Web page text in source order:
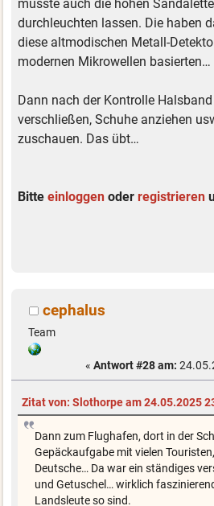
musste auch die hohen
durchleuchten lassen. Die haben
diese altmodischen Metall-
modernen Mikrowellen basierten…
Dann nach der Kontrolle
verschließen, Schuhe anziehen
zuschauen. Das übt…
Bitteeinloggen oderregistrieren
cephalus
Team
« Antwort #28 am:
Zitat von: Slothorpe am 24.05.2025
Dann zum Flughafen, dort in der
Gepäckaufgabe mit vielen
Deutsche… Da war ein ständiges
und Getuschel… wirklich
Landsleute so sind.